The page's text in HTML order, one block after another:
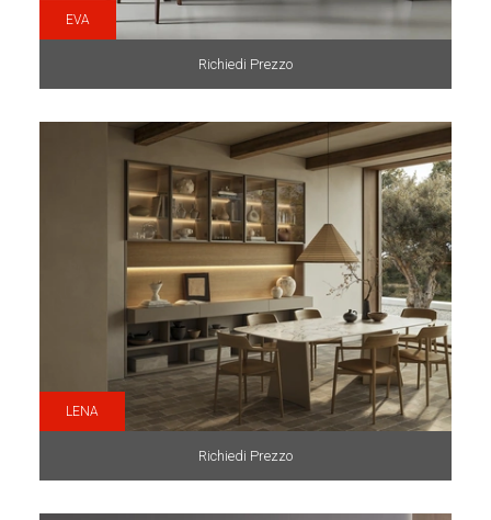
EVA
Richiedi Prezzo
LENA
Richiedi Prezzo